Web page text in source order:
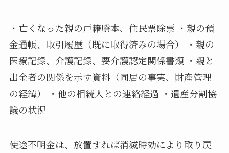
・亡くなった親の戸籍謄本、住民票除票 ・親の預
金通帳、取引履歴（既に取得済みの場合） ・親の
医療記録、介護記録、要介護認定関係書類 ・親と
出金者の関係を示す資料（同居の事実、財産管理
の経緯） ・他の相続人との連絡経過 ・遺産分割協
議の状況
使途不明金は、放置すれば消滅時効により取り戻